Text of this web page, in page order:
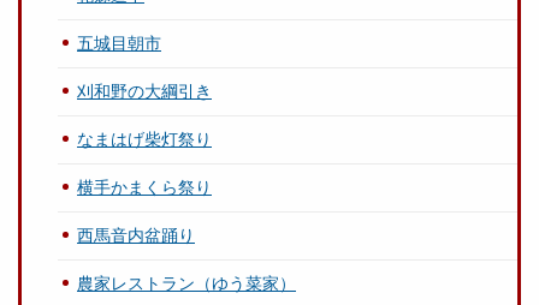
五城目朝市
刈和野の大綱引き
なまはげ柴灯祭り
横手かまくら祭り
西馬音内盆踊り
農家レストラン（ゆう菜家）